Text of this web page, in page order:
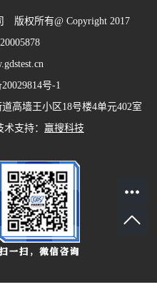
版权所有@ Copyright 2017
号-1
高墙王小区18号楼4单元402室
术支持： 赢搜科技